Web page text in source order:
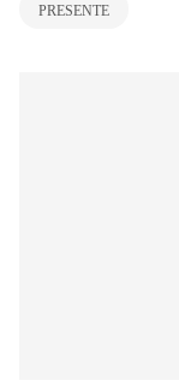
PRESENTE